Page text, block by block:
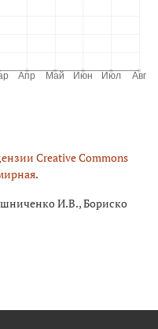
Creative Commons
.
И.В., Бориско